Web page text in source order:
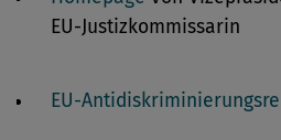
EU-Justizkommissarin
EU-